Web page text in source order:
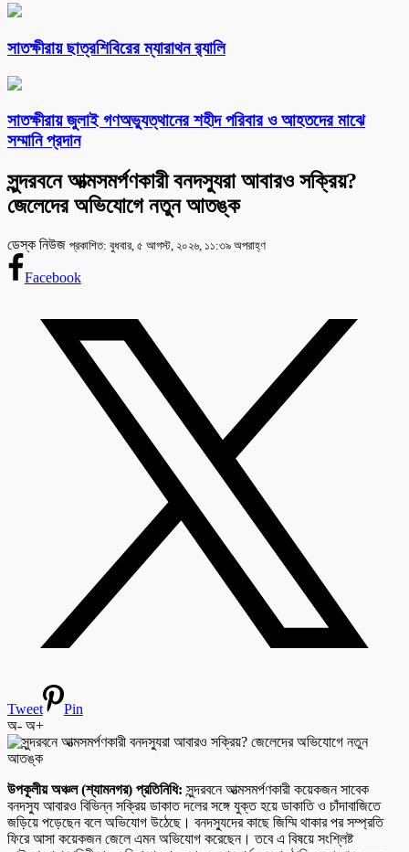
সাতক্ষীরায় ছাত্রশিবিরের ম্যারাথন র‌্যালি
সাতক্ষীরায় জুলাই গণঅভ্যুত্থানের শহীদ পরিবার ও আহতদের মাঝে
সম্মানি প্রদান
সুন্দরবনে আত্মসমর্পণকারী বনদস্যুরা আবারও সক্রিয়?
জেলেদের অভিযোগে নতুন আতঙ্ক
ডেস্ক নিউজ প্রকাশিত: বুধবার, ৫ আগস্ট, ২০২৬, ১১:৩৯ অপরাহ্ণ
Facebook
Tweet
Pin
অ- অ+
উপকূলীয় অঞ্চল (শ্যামনগর) প্রতিনিধি: সুন্দরবনে আত্মসমর্পণকারী কয়েকজন সাবেক
বনদস্যু আবারও বিভিন্ন সক্রিয় ডাকাত দলের সঙ্গে যুক্ত হয়ে ডাকাতি ও চাঁদাবাজিতে
জড়িয়ে পড়েছেন বলে অভিযোগ উঠেছে। বনদস্যুদের কাছে জিম্মি থাকার পর সম্প্রতি
ফিরে আসা কয়েকজন জেলে এমন অভিযোগ করেছেন। তবে এ বিষয়ে সংশ্লিষ্ট